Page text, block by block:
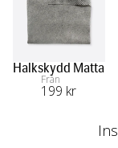
Halkskydd Matta
Från
199 kr